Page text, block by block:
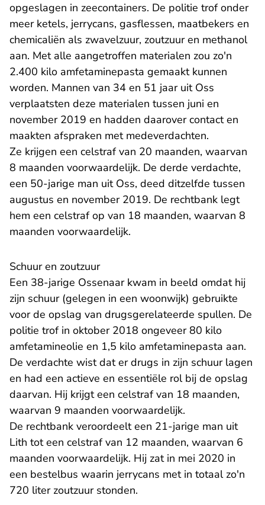
opgeslagen in zeecontainers. De politie trof onder
meer ketels, jerrycans, gasflessen, maatbekers en
chemicaliën als zwavelzuur, zoutzuur en methanol
aan. Met alle aangetroffen materialen zou zo'n
2.400 kilo amfetaminepasta gemaakt kunnen
worden. Mannen van 34 en 51 jaar uit Oss
verplaatsten deze materialen tussen juni en
november 2019 en hadden daarover contact en
maakten afspraken met medeverdachten.
Ze krijgen een celstraf van 20 maanden, waarvan
8 maanden voorwaardelijk. De derde verdachte,
een 50-jarige man uit Oss, deed ditzelfde tussen
augustus en november 2019. De rechtbank legt
hem een celstraf op van 18 maanden, waarvan 8
maanden voorwaardelijk.
Schuur en zoutzuur
Een 38-jarige Ossenaar kwam in beeld omdat hij
zijn schuur (gelegen in een woonwijk) gebruikte
voor de opslag van drugsgerelateerde spullen. De
politie trof in oktober 2018 ongeveer 80 kilo
amfetamineolie en 1,5 kilo amfetaminepasta aan.
De verdachte wist dat er drugs in zijn schuur lagen
en had een actieve en essentiële rol bij de opslag
daarvan. Hij krijgt een celstraf van 18 maanden,
waarvan 9 maanden voorwaardelijk.
De rechtbank veroordeelt een 21-jarige man uit
Lith tot een celstraf van 12 maanden, waarvan 6
maanden voorwaardelijk. Hij zat in mei 2020 in
een bestelbus waarin jerrycans met in totaal zo'n
720 liter zoutzuur stonden.